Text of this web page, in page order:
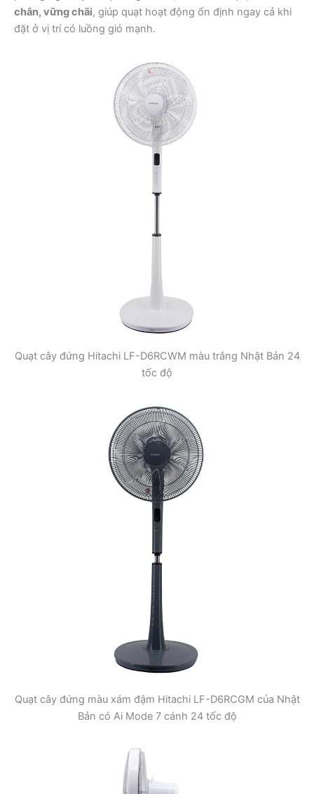
chắn, vững chãi, giúp quạt hoạt động ổn định ngay cả khi
đặt ở vị trí có luồng gió mạnh.
Quạt cây đứng Hitachi LF-D6RCWM màu trắng Nhật Bản 24
tốc độ
Quạt cây đứng màu xám đậm Hitachi LF-D6RCGM của Nhật
Bản có Ai Mode 7 cánh 24 tốc độ